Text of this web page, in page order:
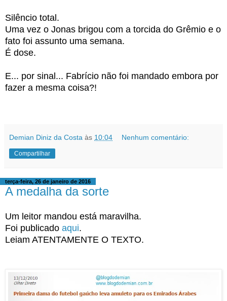
Silêncio total.
Uma vez o Jonas brigou com a torcida do Grêmio e o
fato foi assunto uma semana.
É dose.
E... por sinal... Fabrício não foi mandado embora por
fazer a mesma coisa?!
Demian Diniz da Costa às 10:04 Nenhum comentário:
Compartilhar
terça-feira, 26 de janeiro de 2016
A medalha da sorte
Um leitor mandou está maravilha.
Foi publicado aqui.
Leiam ATENTAMENTE O TEXTO.